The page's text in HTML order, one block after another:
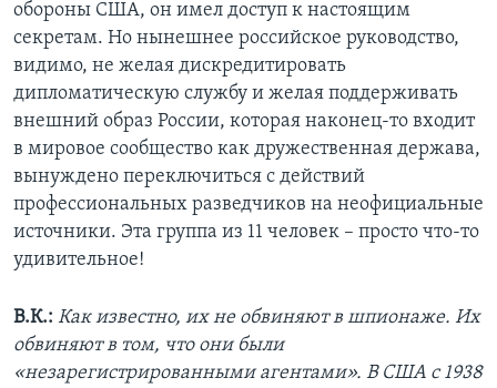
обороны США, он имел доступ к настоящим
секретам. Но нынешнее российское руководство,
видимо, не желая дискредитировать
дипломатическую службу и желая поддерживать
внешний образ России, которая наконец-то входит
в мировое сообщество как дружественная держава,
вынуждено переключиться с действий
профессиональных разведчиков на неофициальные
источники. Эта группа из 11 человек – просто что-то
удивительное!
В.К.: Как известно, их не обвиняют в шпионаже. Их
обвиняют в том, что они были
«незарегистрированными агентами». В США с 1938